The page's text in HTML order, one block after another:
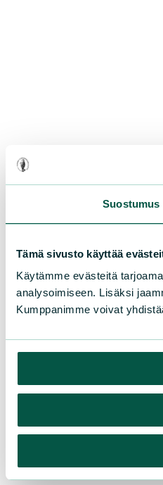
Suostumus
Tämä sivusto käyttää
Käytämme evästeitä
analysoimiseen. Lisäksi
Kumppanimme voivat